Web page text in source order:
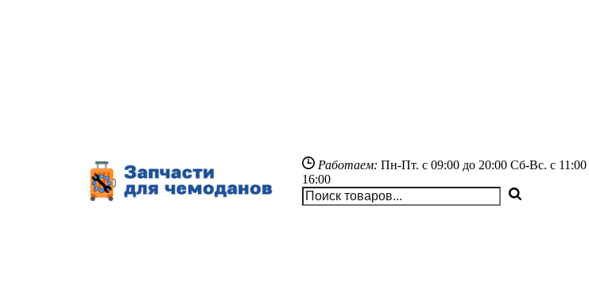
Работаем: Пн-Пт. с 09:00 до 20:00Сб-Вс. с
16:00